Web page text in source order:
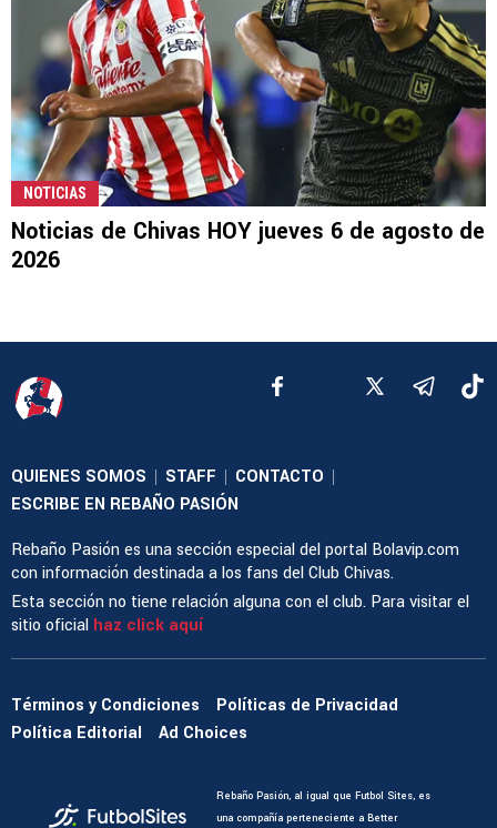
NOTICIAS
Noticias de Chivas HOY jueves 6 de agosto de
2026
QUIENES SOMOS | STAFF | CONTACTO |
ESCRIBE EN REBAÑO PASIÓN
Rebaño Pasión es una sección especial del portal Bolavip.com
con información destinada a los fans del Club Chivas.
Esta sección no tiene relación alguna con el club. Para visitar el
sitio oficial haz click aquí
Términos y Condiciones
Políticas de Privacidad
Política Editorial
Ad Choices
Rebaño Pasión, al igual que Futbol Sites, es
una compañía perteneciente a Better